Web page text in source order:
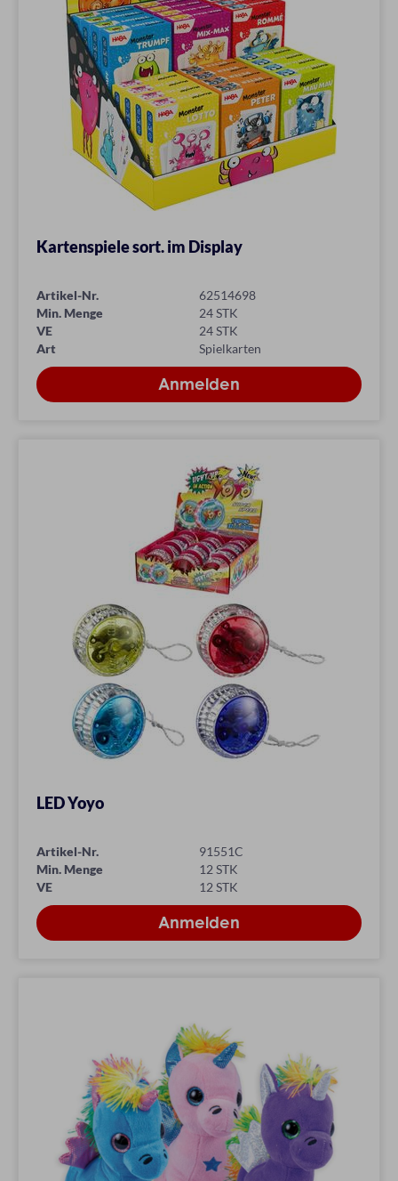
Kartenspiele sort. im Display
Artikel-Nr.
62514698
Min. Menge
24 STK
VE
24 STK
Art
Spielkarten
LED Yoyo
Artikel-Nr.
91551C
Min. Menge
12 STK
VE
12 STK